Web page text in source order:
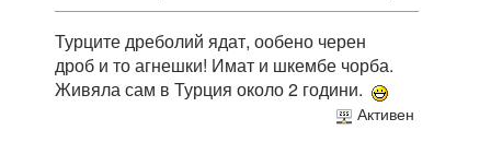
Турците дреболий ядат, ообено черен
дроб и то агнешки! Имат и шкембе чорба.
Живяла сам в Турция около 2 години.
Активен